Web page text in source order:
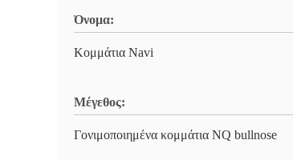
Όνομα:
Κομμάτια Navi
Μέγεθος:
Γονιμοποιημένα κομμάτια NQ bullnose